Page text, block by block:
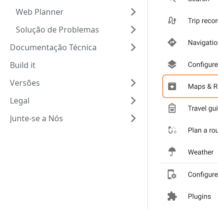
Web Planner
Solução de Problemas
Documentação Técnica
Build it
Versões
Legal
Junte-se a Nós